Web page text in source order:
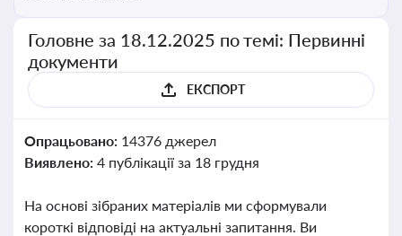
Головне за 18.12.2025 по темі: Первинні
документи
ЕКСПОРТ
Опрацьовано: 14376 джерел
Виявлено: 4 публікації за 18 грудня
На основі зібраних матеріалів ми сформували
короткі відповіді на актуальні запитання. Ви